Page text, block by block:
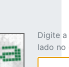
Digite
lado no